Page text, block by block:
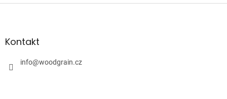
Z
aKontakt
info@woodgrain.cz